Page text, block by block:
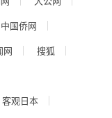
中国侨网
网
搜狐
客观日本